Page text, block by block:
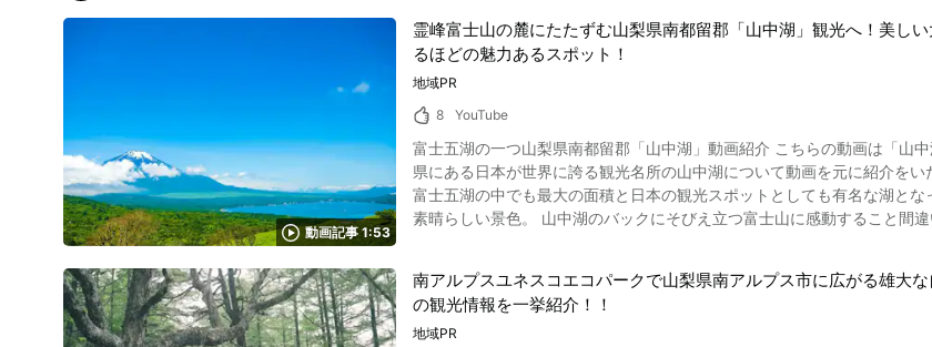
動画記事 1:53
霊峰富士山の麓にたたずむ山梨県南都留郡「山中湖」観光へ！美し
るほどの魅力あるスポット！
地域PR
8
YouTube
富士五湖の一つ山梨県南都留郡「山中湖」動画紹介 こちらの動画は「山
県にある日本が世界に誇る観光名所の山中湖について動画を元に紹介をいたします。 山中湖とは、富士山の山麓、山梨県南都留
富士五湖の中でも最大の面積と日本の観光スポットとしても有名な湖となっています。 動画の0:13からご覧になれるように
素晴らしい景色。 山中湖のバックにそびえ立つ富士山に感動すること間
野草に囲まれた大自然の中を自分の足で歩いて山を登り、一面に広がる草原や景色を一望で
『三国山・パノラマ台ハイキングコース』『高指山・明神山ハイキング
れぞれに違った良さがあり、今回ご覧になれる動画でもこれらの山々を
南アルプスユネスコエコパークで山梨県南アルプス市に広がる雄大
の観光情報を一挙紹介！！
地域PR